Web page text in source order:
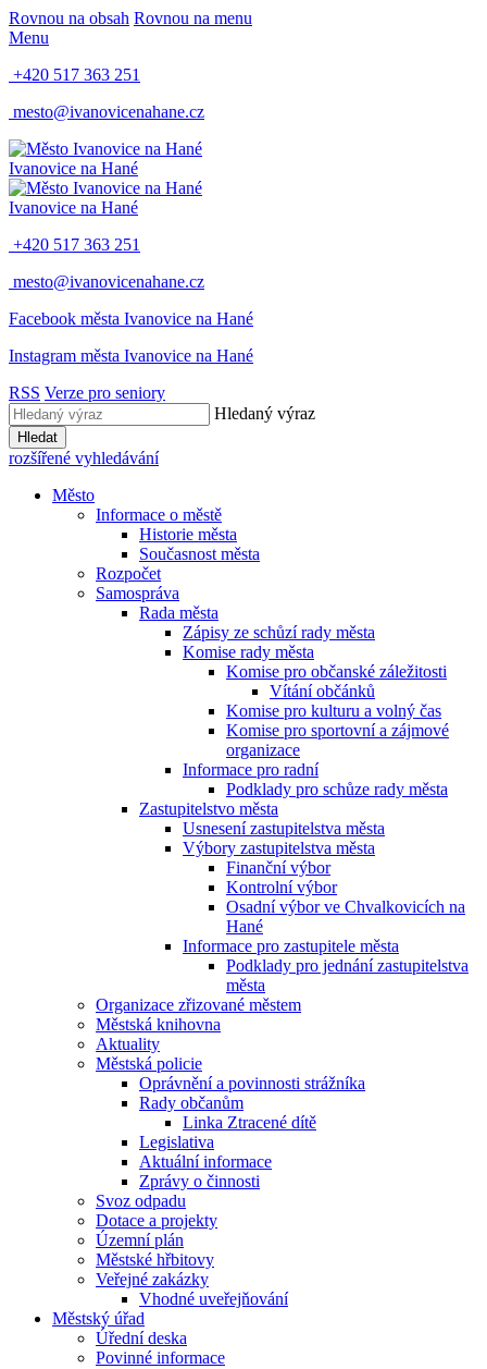
Rovnou na obsah Rovnou na menu
Menu
+420 517 363 251
mesto@ivanovicenahane.cz
Ivanovice na Hané
Ivanovice na Hané
+420 517 363 251
mesto@ivanovicenahane.cz
Facebook města Ivanovice na Hané
Instagram města Ivanovice na Hané
RSS Verze pro seniory
Hledaný výraz
Hledat
rozšířené vyhledávání
Město
Informace o městě
Historie města
Současnost města
Rozpočet
Samospráva
Rada města
Zápisy ze schůzí rady města
Komise rady města
Komise pro občanské záležitosti
Vítání občánků
Komise pro kulturu a volný čas
Komise pro sportovní a zájmové
organizace
Informace pro radní
Podklady pro schůze rady města
Zastupitelstvo města
Usnesení zastupitelstva města
Výbory zastupitelstva města
Finanční výbor
Kontrolní výbor
Osadní výbor ve Chvalkovicích na
Hané
Informace pro zastupitele města
Podklady pro jednání zastupitelstva
města
Organizace zřizované městem
Městská knihovna
Aktuality
Městská policie
Oprávnění a povinnosti strážníka
Rady občanům
Linka Ztracené dítě
Legislativa
Aktuální informace
Zprávy o činnosti
Svoz odpadu
Dotace a projekty
Územní plán
Městské hřbitovy
Veřejné zakázky
Vhodné uveřejňování
Městský úřad
Úřední deska
Povinné informace